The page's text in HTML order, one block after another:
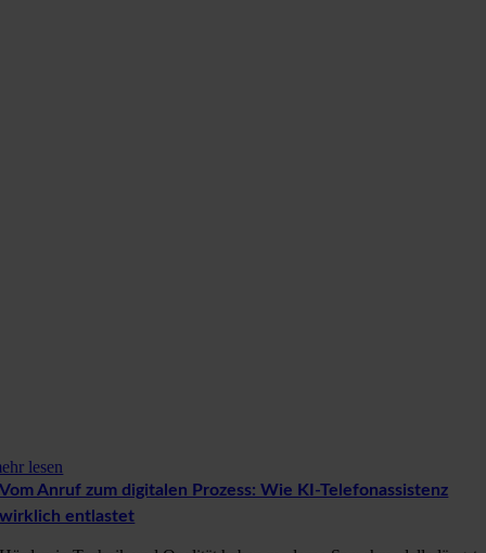
lesen
Vom Anruf zum digitalen Prozess: Wie KI-Telefonassistenz
wirklich entlastet